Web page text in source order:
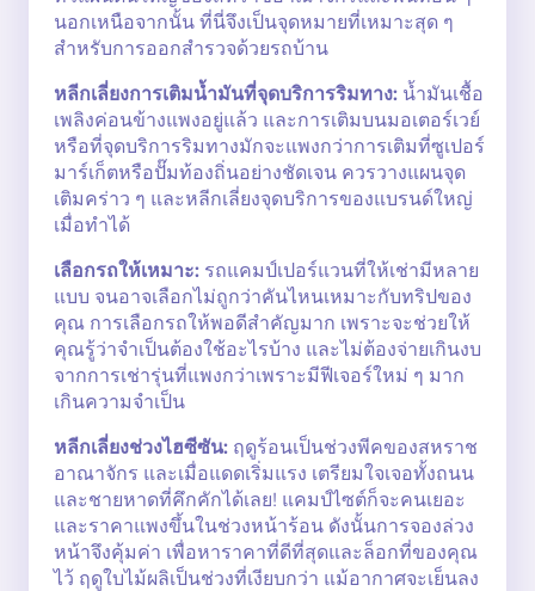
นอกเหนือจากนั้น ที่นี่จึงเป็นจุดหมายที่เหมาะสุด ๆ
สำหรับการออกสำรวจด้วยรถบ้าน
หลีกเลี่ยงการเติมน้ำมันที่จุดบริการริมทาง: น้ำมันเชื้อ
เพลิงค่อนข้างแพงอยู่แล้ว และการเติมบนมอเตอร์เวย์
หรือที่จุดบริการริมทางมักจะแพงกว่าการเติมที่ซูเปอร์
มาร์เก็ตหรือปั๊มท้องถิ่นอย่างชัดเจน ควรวางแผนจุด
เติมคร่าว ๆ และหลีกเลี่ยงจุดบริการของแบรนด์ใหญ่
เมื่อทำได้
เลือกรถให้เหมาะ: รถแคมป์เปอร์แวนที่ให้เช่ามีหลาย
แบบ จนอาจเลือกไม่ถูกว่าคันไหนเหมาะกับทริปของ
คุณ การเลือกรถให้พอดีสำคัญมาก เพราะจะช่วยให้
คุณรู้ว่าจำเป็นต้องใช้อะไรบ้าง และไม่ต้องจ่ายเกินงบ
จากการเช่ารุ่นที่แพงกว่าเพราะมีฟีเจอร์ใหม่ ๆ มาก
เกินความจำเป็น
หลีกเลี่ยงช่วงไฮซีซัน: ฤดูร้อนเป็นช่วงพีคของสหราช
อาณาจักร และเมื่อแดดเริ่มแรง เตรียมใจเจอทั้งถนน
และชายหาดที่คึกคักได้เลย! แคมป์ไซต์ก็จะคนเยอะ
และราคาแพงขึ้นในช่วงหน้าร้อน ดังนั้นการจองล่วง
หน้าจึงคุ้มค่า เพื่อหาราคาที่ดีที่สุดและล็อกที่ของคุณ
ไว้ ฤดูใบไม้ผลิเป็นช่วงที่เงียบกว่า แม้อากาศจะเย็นลง